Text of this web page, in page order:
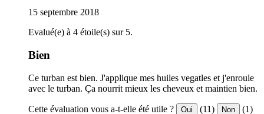
15 septembre 2018
Evalué(e) à 4 étoile(s) sur 5.
Bien
Ce turban est bien. J'applique mes huiles vegatles et j'enroule
avec le turban. Ça nourrit mieux les cheveux et maintien bien.
Cette évaluation vous a-t-elle été utile ? Oui (11) Non (1)